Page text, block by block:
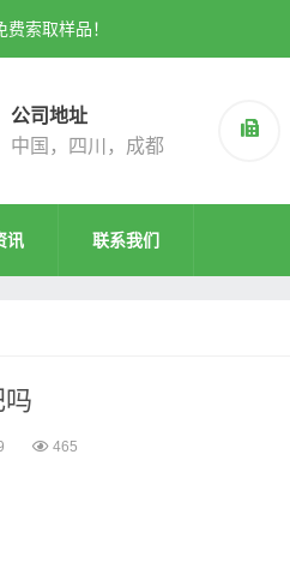
索取样品！
公司地址
中国，四川，成都
讯 联系我们
465